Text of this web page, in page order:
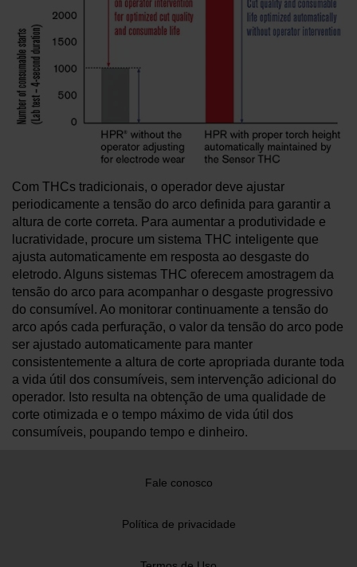
Com THCs tradicionais, o operador deve ajustar
periodicamente a tensão do arco definida para garantir a
altura de corte correta. Para aumentar a produtividade e
lucratividade, procure um sistema THC inteligente que
ajusta automaticamente em resposta ao desgaste do
eletrodo. Alguns sistemas THC oferecem amostragem da
tensão do arco para acompanhar o desgaste progressivo
do consumível. Ao monitorar continuamente a tensão do
arco após cada perfuração, o valor da tensão do arco pode
ser ajustado automaticamente para manter
consistentemente a altura de corte apropriada durante toda
a vida útil dos consumíveis, sem intervenção adicional do
operador. Isto resulta na obtenção de uma qualidade de
corte otimizada e o tempo máximo de vida útil dos
consumíveis, poupando tempo e dinheiro.
Fale conosco
Política de privacidade